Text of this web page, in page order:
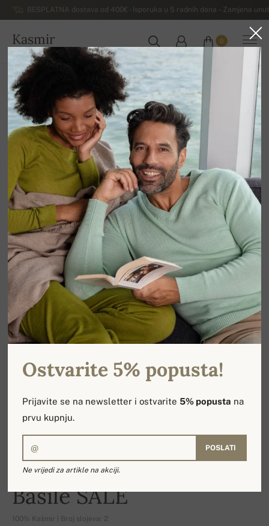
BESPLATNA dostava od 400€ - Isporuka u 5 radnih dana – Zamjena
Kasmir
HRVATSKA
0
Kuća
-18%
Basile SALE
100% Kašmir | Broj slojeva: 2
Ostvarite 5% popusta!
Prijavite se na newsletter i ostvarite5% popusta na
prvu kupnju.
POSLATI
Ne vrijedi za artikle na akciji.